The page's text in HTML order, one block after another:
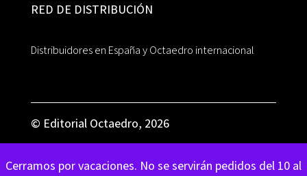
Cerramos por vacaciones. No se servirán pedidos del 10 al
RED DE DISTRIBUCIÓN
Distribuidores en España y Octaedro internacional
© Editorial Octaedro, 2026